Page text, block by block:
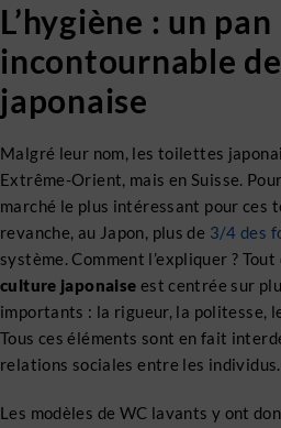
L’hygiène : un pan
incontournable
japonaise
Malgré leur nom, les toilettes
Extrême-Orient, mais en Suisse.
marché le plus intéressant pour ces
revanche, au Japon, plus de 3/4 des
système. Comment l’expliquer ?
culture japonaise est centrée sur
importants : la rigueur, la politesse,
Tous ces éléments sont en fait
relations sociales entre les individus.
Les modèles de WC lavants y ont